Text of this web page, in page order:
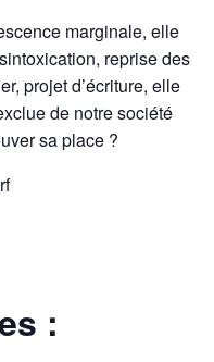
marginale, elle
reprise des
projet d’écriture, elle
de notre société
sa place ?
: